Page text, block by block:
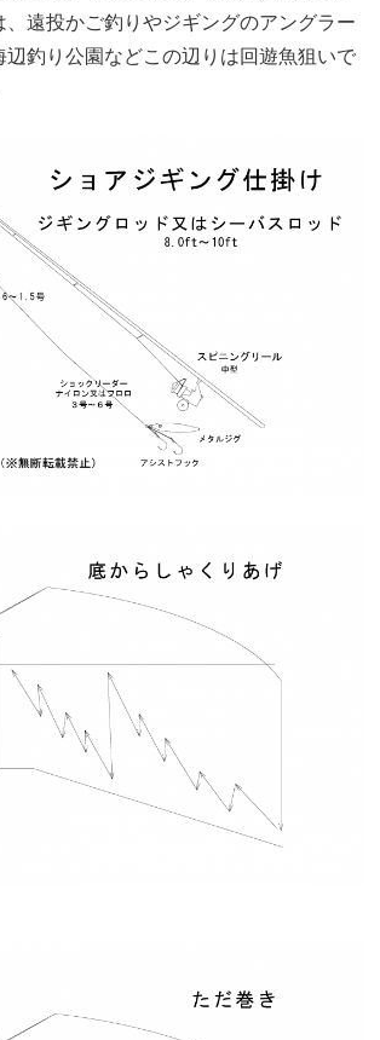
、遠投かご釣りやジギングのアングラー
辺釣り公園などこの辺りは回遊魚狙いで